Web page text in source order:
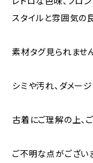
スタイルと雰囲気の
素材タグ見られませ
シミや汚れ、ダメー
古着にご理解の上、
ご不明な点がござい